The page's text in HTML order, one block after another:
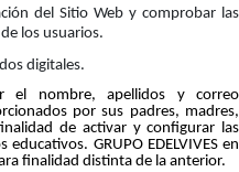
del Sitio Web y comprobar las
los usuarios.
digitales.
el nombre, apellidos y correo
por sus padres, madres,
de activar y configurar las
GRUPO EDELVIVES en
finalidad distinta de la anterior.